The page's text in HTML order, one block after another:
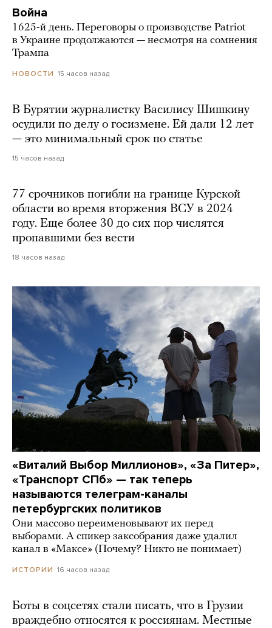
Война
1625-й день. Переговоры о производстве Patriot
в Украине продолжаются — несмотря на сомнения
Трампа
НОВОСТИ 15 часов назад
В Бурятии журналистку Василису Шишкину
осудили по делу о госизмене. Ей дали 12 лет
— это минимальный срок по статье
15 часов назад
77 срочников погибли на границе Курской
области во время вторжения ВСУ в 2024
году. Еще более 30 до сих пор числятся
пропавшими без вести
18 часов назад
«Виталий Выбор Миллионов», «За Питер»,
«Транспорт СПб» — так теперь
называются телеграм-каналы
петербургских политиков
Они массово переименовывают их перед
выборами. А спикер заксобрания даже удалил
канал в «Максе» (Почему? Никто не понимает)
ИСТОРИИ 16 часов назад
Боты в соцсетях стали писать, что в Грузии
враждебно относятся к россиянам. Местные